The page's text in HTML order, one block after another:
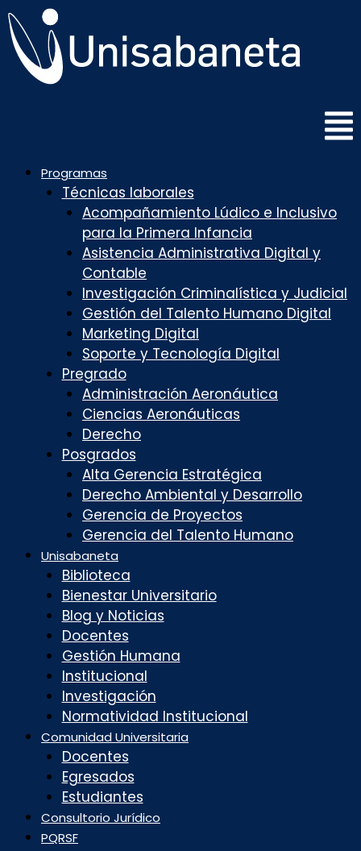
Saltar
al
contenido
Programas
Técnicas laborales
Acompañamiento Lúdico e Inclusivo
para la Primera Infancia
Asistencia Administrativa Digital y
Contable
Investigación Criminalística y Judicial
Gestión del Talento Humano Digital
Marketing Digital
Soporte y Tecnología Digital
Pregrado
Administración Aeronáutica
Ciencias Aeronáuticas
Derecho
Posgrados
Alta Gerencia Estratégica
Derecho Ambiental y Desarrollo
Gerencia de Proyectos
Gerencia del Talento Humano
Unisabaneta
Biblioteca
Bienestar Universitario
Blog y Noticias
Docentes
Gestión Humana
Institucional
Investigación
Normatividad Institucional
Comunidad Universitaria
Docentes
Egresados
Estudiantes
Consultorio Jurídico
PQRSF